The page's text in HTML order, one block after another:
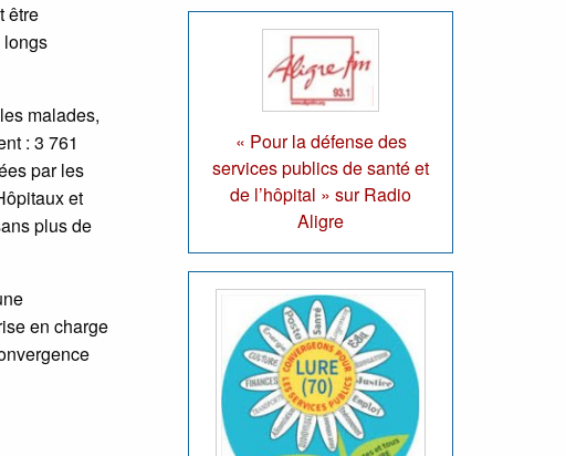
être
longs
malades,
: 3 761
par les
et
plus de
en charge
« Pour la défense des
services publics de santé et
de l’hôpital » sur Radio
Aligre